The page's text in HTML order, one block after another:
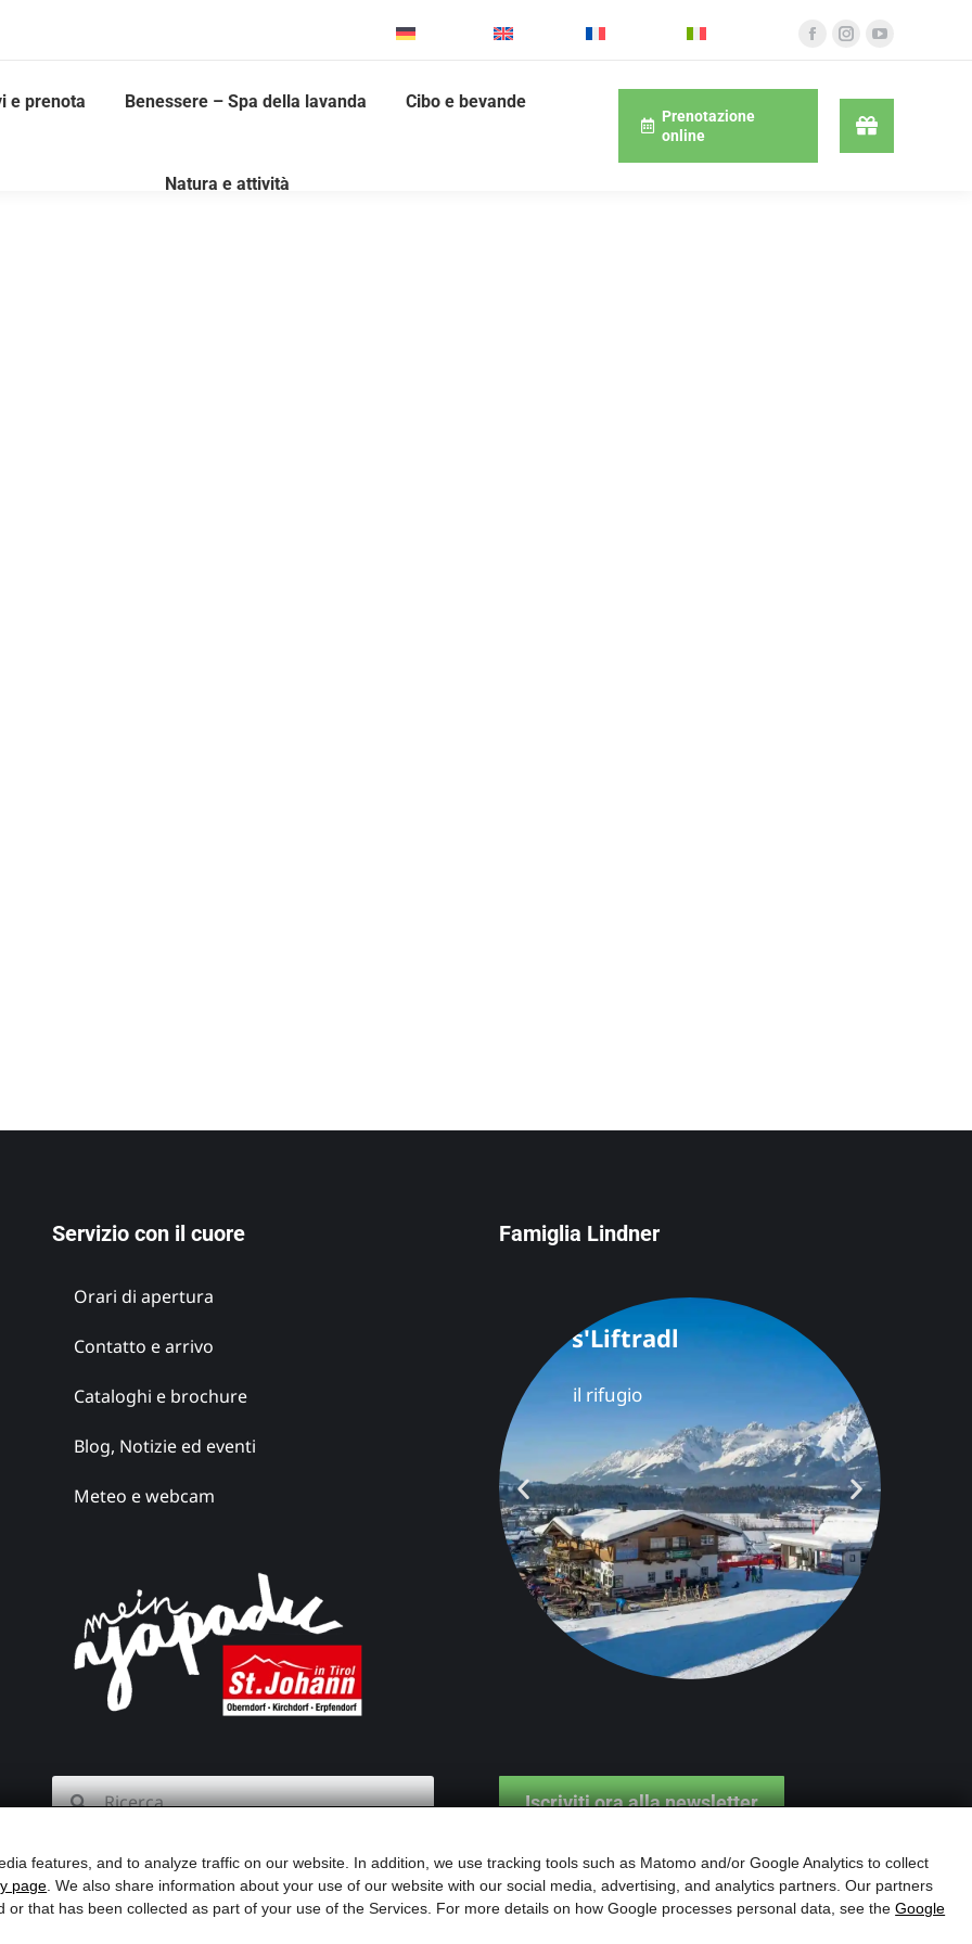
features, and to analyze traffic on our website. In addition, we use tracking tools such as Matomo and/or Google Analytics to collect
page . We also share information about your use of our website with our social media, advertising, and analytics partners. Our partners
that has been collected as part of your use of the Services. For more details on how Google processes personal data, see theGoogle
e prenota Benessere – Spa della lavanda Cibo e bevande
Natura e attività
Prenotazione
online
Servizio con il cuore
Orari di apertura
Contatto e arrivo
Cataloghi e brochure
Blog, Notizie ed eventi
Meteo e webcam
Famiglia Lindner
Cantina
meridionale
s'Liftradl
il rifugio
Iscriviti ora alla newsletter